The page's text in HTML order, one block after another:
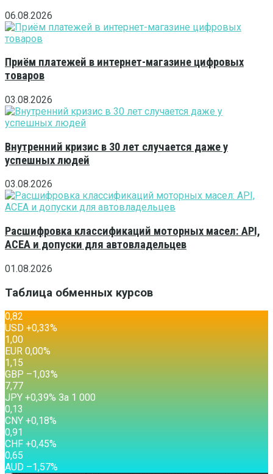
06.08.2026
Приём платежей в интернет-магазине цифровых
товаров
03.08.2026
Внутренний кризис в 30 лет случается даже у
успешных людей
03.08.2026
Расшифровка классификаций моторных масел: API,
ACEA и допуски для автовладельцев
01.08.2026
Таблица обменных курсов
0,82
USD +0,33%
1,00
EUR 0,00%
1,15
GBP –1,03%
7,77
JPY +0,39% За 1 000
0,13
CNY +0,18%
0,91
CHF +0,45%
0,65
AUD –1,57%